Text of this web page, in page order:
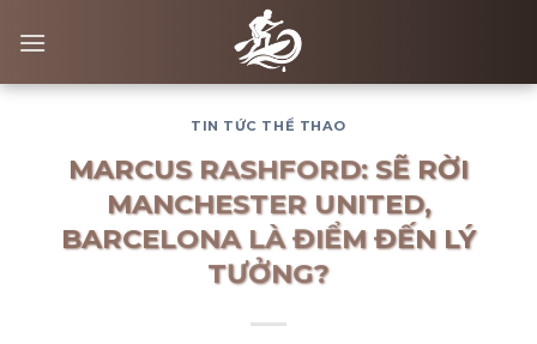
TIN TỨC THỂ THAO
MARCUS RASHFORD: SẼ RỜI
MANCHESTER UNITED,
BARCELONA LÀ ĐIỂM ĐẾN LÝ
TƯỞNG?